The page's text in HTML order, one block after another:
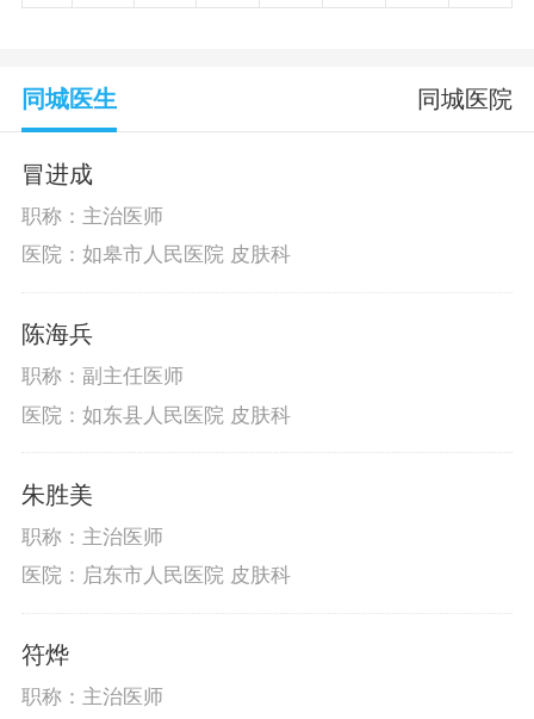
同城医生 同城医院
冒进成
职称：主治医师
医院：如皋市人民医院 皮肤科
陈海兵
职称：副主任医师
医院：如东县人民医院 皮肤科
朱胜美
职称：主治医师
医院：启东市人民医院 皮肤科
符烨
职称：主治医师